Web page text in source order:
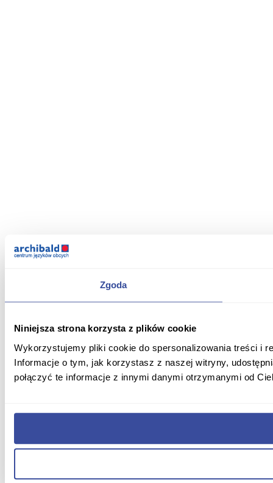
Zgoda
Niniejsza strona korzysta z plików cookie
Wykorzystujemy pliki cookie do spersonalizowania treści i
Informacje o tym, jak korzystasz z naszej witryny,
połączyć te informacje z innymi danymi otrzymanymi od